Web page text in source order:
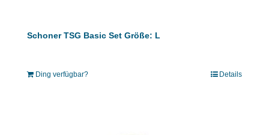
Schoner TSG Basic Set Größe: L
Ding verfügbar? Details